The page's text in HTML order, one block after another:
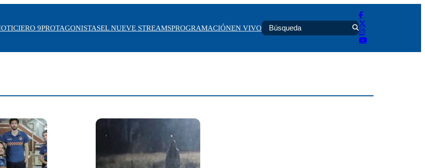
9PROTAGONISTASEL NUEVE STREAMSPROGRAMACIÓNEN VIVO